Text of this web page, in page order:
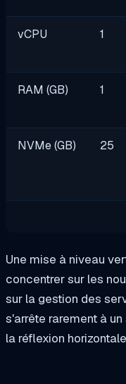
vCPU 1
RAM (GB) 1
NVMe (GB) 25
Une mise à niveau
concentrer sur les
sur la gestion des
s'arrête rarement à
la réflexion